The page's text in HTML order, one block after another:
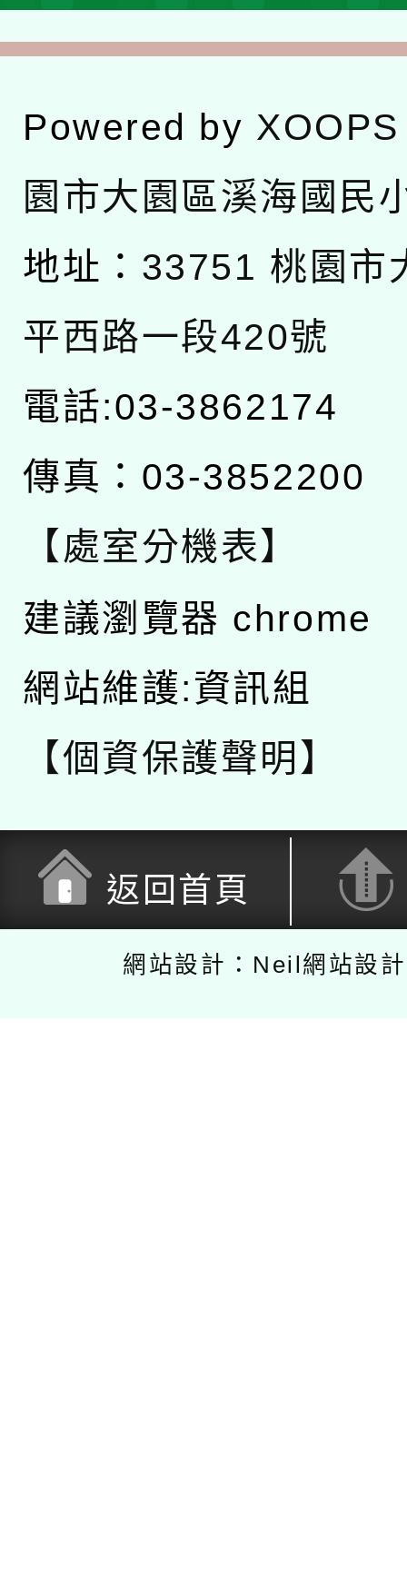
Powered by XOOPS
園市大園區溪海國民
地址： 33751 桃園市
平西路一段420號
電話:03-3862174
傳真：03-3852200
【處室分機表】
建議瀏覽器 chrome
網站維護:資訊組
【個資保護聲明】
返回首頁
網站設計：Neil網站設